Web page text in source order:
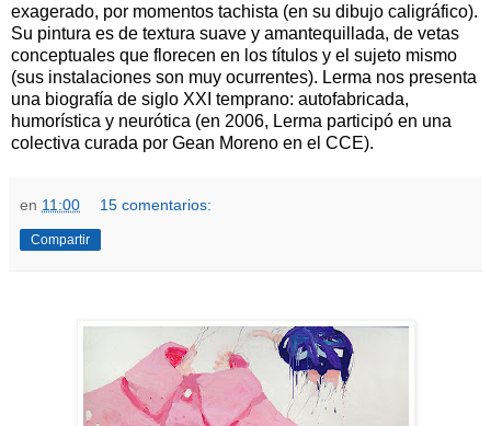
exagerado, por momentos tachista (en su dibujo caligráfico).
Su pintura es de textura suave y amantequillada, de vetas
conceptuales que florecen en los títulos y el sujeto mismo
(sus instalaciones son muy ocurrentes). Lerma nos presenta
una biografía de siglo XXI temprano: autofabricada,
humorística y neurótica (en 2006, Lerma participó en una
colectiva curada por Gean Moreno en el CCE).
en 11:00 15 comentarios:
Compartir